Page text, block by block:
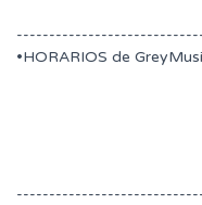
•HORARIOS de